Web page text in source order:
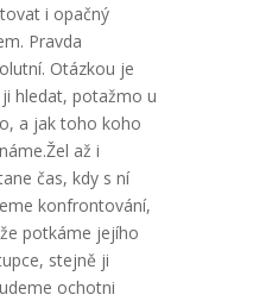
i opačný
Pravda
Otázkou je
hledat, potažmo u
a jak toho koho
až i
čas, kdy s ní
konfrontování,
potkáme jejího
stejně ji
ochotni